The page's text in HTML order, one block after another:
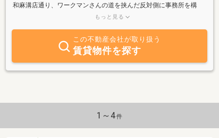
和麻溝店通り、ワークマンさんの道を挟んだ反対側に事務所を構
え、不動産の売買仲介・賃貸仲介・賃貸管理・貸地・収益物件・駐
グから農地転用申請まで全てお任せください。地元相模原で営業さ
せていただき、お蔭様で今年で34年目を迎えました。誠実さと信頼
を大切にし多くのオーナー様、入居者様にご満足いただけるよう誠
心誠意ご対応させていただきます。ご不明点やお困り事などござい
ましたら、弊社「株式会社マルイハウジング」にお気軽にお問い合
もっと見る
この不動産会社が取り扱う
賃貸物件を探す
1～4件